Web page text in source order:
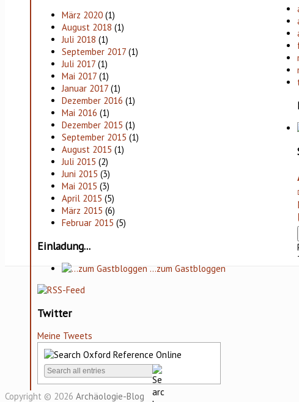
März 2020(1)
August 2018 (1)
Juli 2018 (1)
September 2017(1)
Juli 2017(1)
Mai 2017(1)
Januar 2017(1)
Dezember 2016 (1)
Mai 2016 (1)
Dezember 2015 (1)
September 2015 (1)
August 2015 (1)
Juli 2015 (2)
Juni 2015 (3)
Mai 2015 (3)
April 2015 (5)
März 2015 (6)
Februar 2015 (5)
Einladung...
…zum Gastbloggen
Twitter
Meine Tweets
Copyright © 2026 Archäologie-Blog